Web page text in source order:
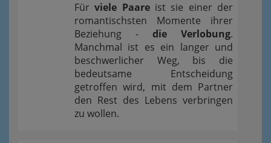
Fürviele Paareist sie einer der
romantischsten Momente ihrer
Beziehung - die Verlobung.
Manchmal ist es ein langer und
beschwerlicher Weg, bis die
bedeutsame Entscheidung
getroffen wird, mit dem Partner
den Rest des Lebens verbringen
zu wollen.